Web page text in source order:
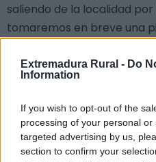
Extremadura Rural - Do
Information
If you wish to opt-out of the
processing of your personal
targeted advertising by us,
section to confirm your
saliendo de la localidad
tomaremos en breve una
96) donde, tras
dispuesto para ello,
torre de observación (p.o.
más genuino del Tajo
observatorio hay que
centro de interpretación El